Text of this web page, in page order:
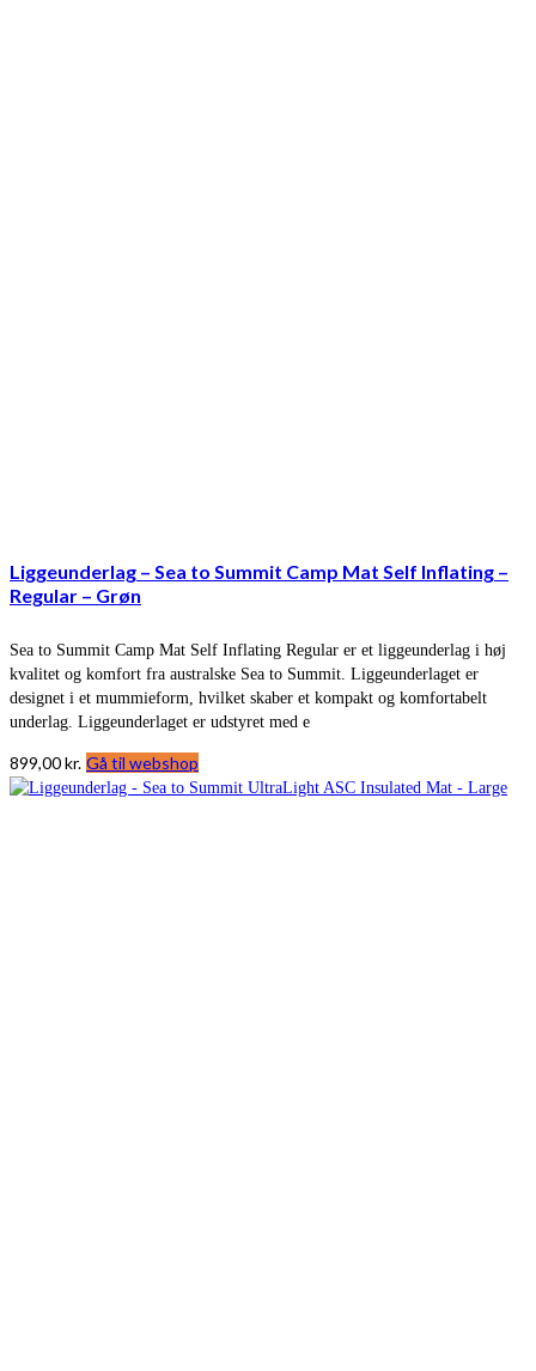
Liggeunderlag – Sea to Summit Camp Mat Self Inflating –
Regular – Grøn
Sea to Summit Camp Mat Self Inflating Regular er et liggeunderlag i høj
kvalitet og komfort fra australske Sea to Summit. Liggeunderlaget er
designet i et mummieform, hvilket skaber et kompakt og komfortabelt
underlag. Liggeunderlaget er udstyret med e
899,00kr. Gå til webshop